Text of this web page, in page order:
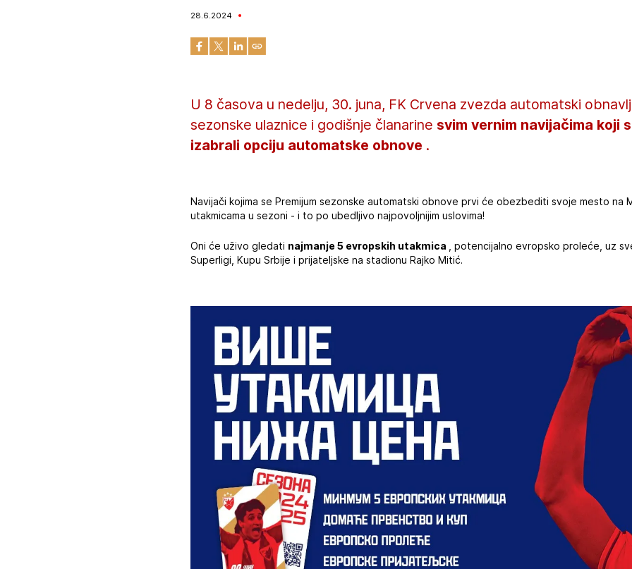
28.6.2024
U 8 časova u nedelju, 30. juna, FK Crvena zvezda automatski
sezonske ulaznice i godišnje članarine svim vernim navijačima koji
izabrali opciju automatske obnove .
Navijači kojima se Premijum sezonske automatski obnove prvi će obezbediti svoje mesto na
utakmicama u sezoni - i to po ubedljivo najpovoljnijim uslovima!
Oni će uživo gledati najmanje 5 evropskih utakmica
, potencijalno evropsko proleće, uz
Superligi, Kupu Srbije i prijateljske na stadionu Rajko Mitić.